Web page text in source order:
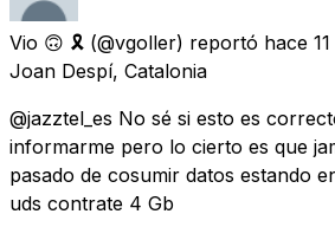
Vio 🙃 🎗 (@vgoller) reportó hace
Joan Despí, Catalonia
@jazztel_es No sé si esto es
informarme pero lo cierto es que
pasado de cosumir datos estando
uds contrate 4 Gb